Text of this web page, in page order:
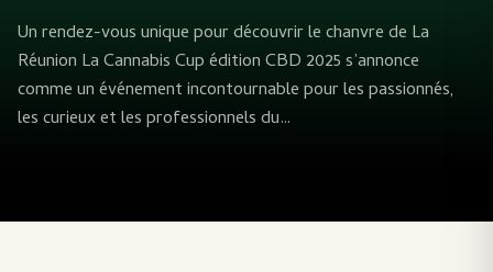
Un rendez-vous unique pour découvrir le chanvre de La
Réunion La Cannabis Cup édition CBD 2025 s’annonce
comme un événement incontournable pour les passionnés,
les curieux et les professionnels du…